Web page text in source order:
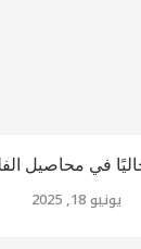
في محاصيل
يونيو 18, 2025